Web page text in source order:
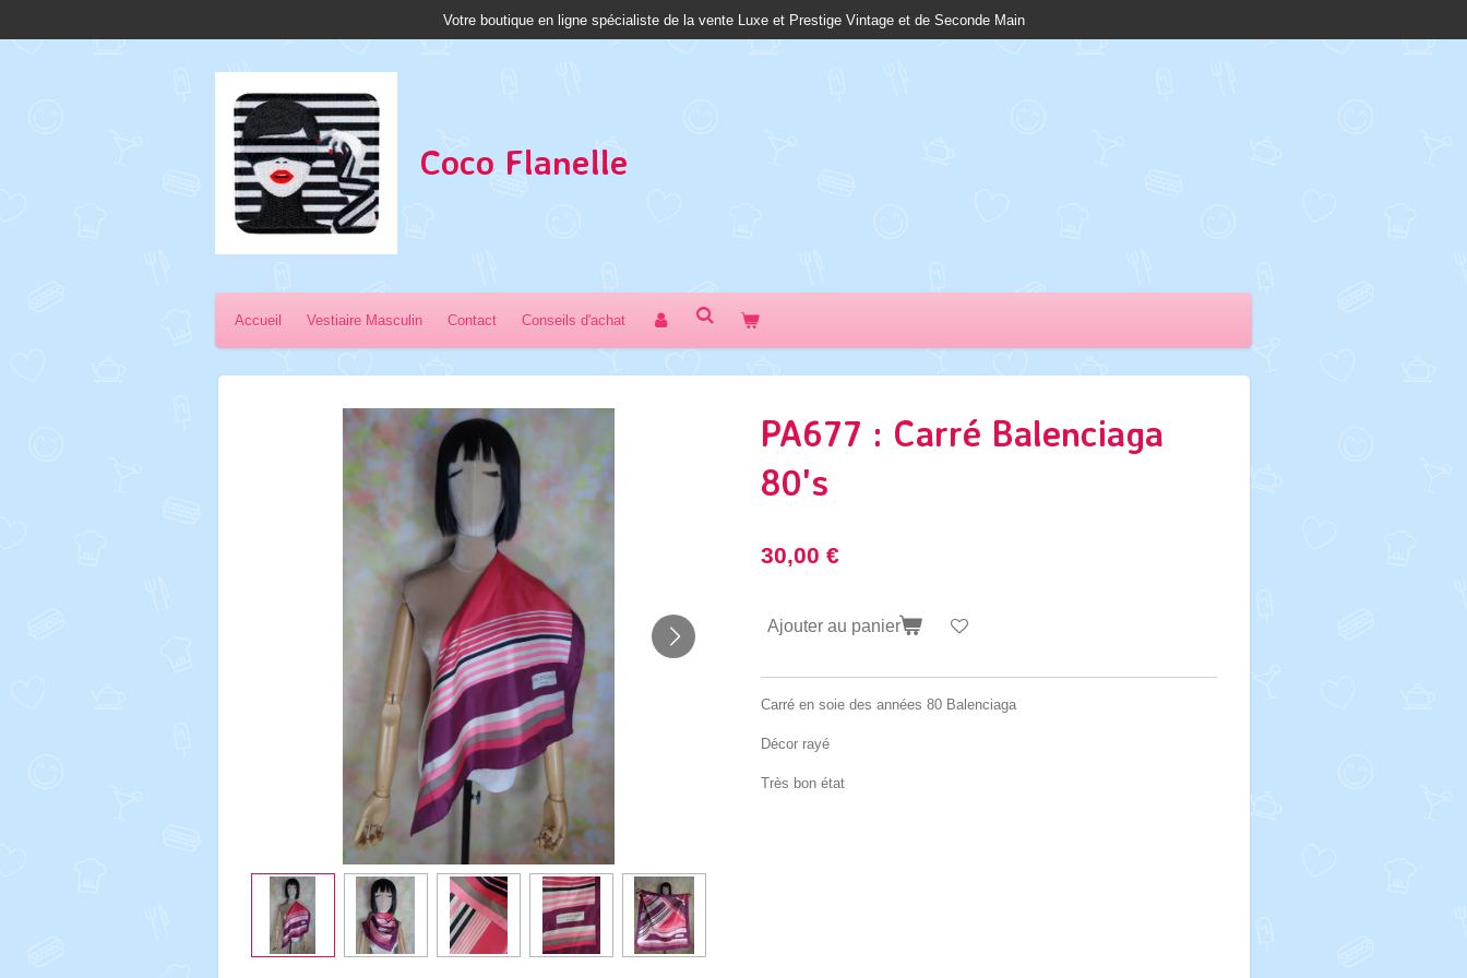
Votre boutique en ligne spécialiste de la vente Luxe et Prestige Vintage et de Seconde Main
Coco Flanelle
Accueil Vestiaire Masculin Contact Conseils d'achat
PA677 : Carré Balenciaga
80's
30,00 €
Ajouter au panier
Carré en soie des années 80 Balenciaga
Décor rayé
Très bon état